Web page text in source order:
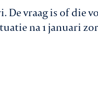
De vraag is of die
na 1 januari